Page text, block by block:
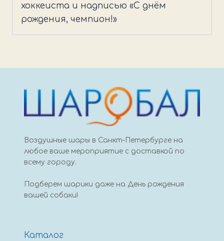
хоккеиста и надписью «С днём
рождения, чемпион!»
Воздушные шары в Санкт-Петербурге на
любое ваше мероприятие с доставкой по
всему городу.
Подберем шарики даже на День рождения
вашей собаки!
Каталог